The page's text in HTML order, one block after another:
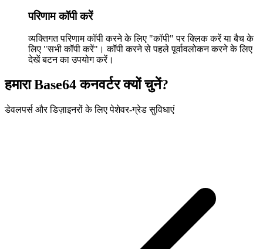
परिणाम कॉपी करें
व्यक्तिगत परिणाम कॉपी करने के लिए "कॉपी" पर क्लिक करें या बैच के
लिए "सभी कॉपी करें"। कॉपी करने से पहले पूर्वावलोकन करने के लिए
देखें बटन का उपयोग करें।
हमारा Base64 कनवर्टर क्यों चुनें?
डेवलपर्स और डिज़ाइनरों के लिए पेशेवर-ग्रेड सुविधाएं